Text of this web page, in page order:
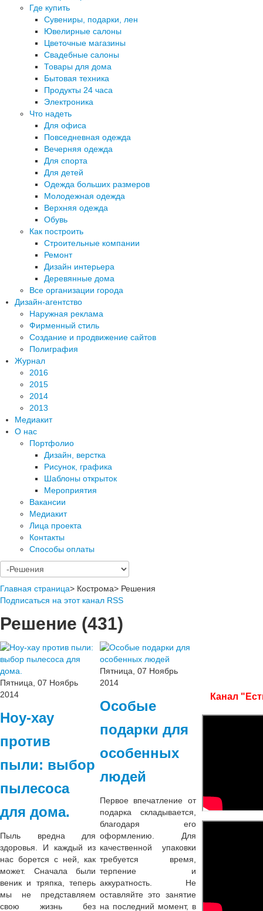
Где купить
Сувениры, подарки, лен
Ювелирные салоны
Цветочные магазины
Свадебные салоны
Товары для дома
Бытовая техника
Продукты 24 часа
Электроника
Что надеть
Для офиса
Повседневная одежда
Вечерняя одежда
Для спорта
Для детей
Одежда больших размеров
Молодежная одежда
Верхняя одежда
Обувь
Как построить
Строительные компании
Ремонт
Дизайн интерьера
Деревянные дома
Все организации города
Дизайн-агентство
Наружная реклама
Фирменный стиль
Создание и продвижение сайтов
Полиграфия
Журнал
2016
2015
2014
2013
Медиакит
О нас
Портфолио
Дизайн, верстка
Рисунок, графика
Шаблоны открыток
Мероприятия
Вакансии
Медиакит
Лица проекта
Контакты
Способы оплаты
Главная страница> Кострома> Решения
Подписаться на этот канал RSS
Решение (431)
Пятница, 07 Ноябрь
2014
Ноу-хау
против
пыли: выбор
пылесоса
для дома.
Пыль вредна для
здоровья. И каждый из
нас борется с ней, как
может. Сначала были
веник и тряпка, теперь
мы не представляем
свою жизнь без
Пятница, 07 Ноябрь
2014
Особые
подарки для
особенных
людей
Первое впечатление от
подарка складывается,
благодаря его
оформлению. Для
качественной упаковки
требуется время,
терпение и
аккуратность. Не
оставляйте это занятие
на последний момент, в
Канал